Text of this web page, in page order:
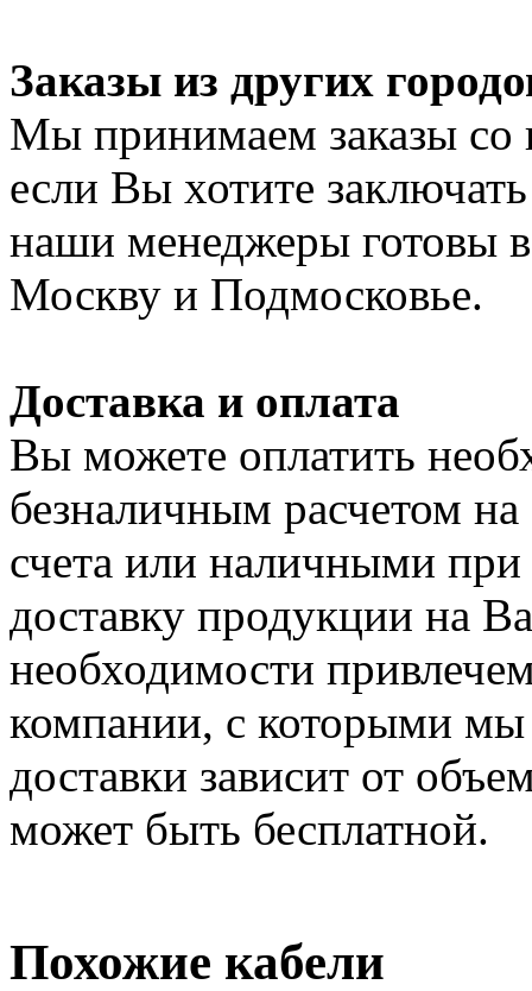
Заказы из других
Мы принимаем заказы со
если Вы хотите
наши менеджеры готовы
Москву и Подмосковье.
Доставка и оплата
Вы можете оплатить
безналичным расчетом
счета или наличными
доставку продукции на
необходимости
компании, с которыми
доставки зависит от
может быть бесплатной.
Похожие кабели